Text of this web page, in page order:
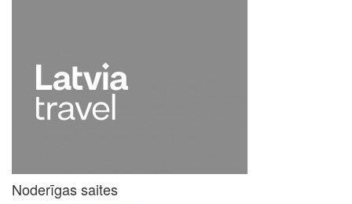
Noderīgas saites